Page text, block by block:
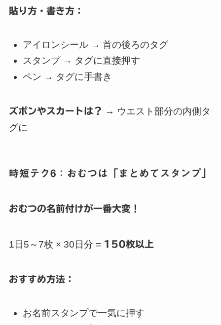
貼り方・書き方：
アイロンシール → 首の後ろのタグ
スタンプ → タグに直接押す
ペン → タグに手書き
ズボンやスカートは？ → ウエスト部分の内側タ
グに
時短テク6：おむつは「まとめてスタンプ」
おむつの名前付けが一番大変！
1日5～7枚 × 30日分 = 150枚以上
おすすめ方法：
お名前スタンプで一気に押す